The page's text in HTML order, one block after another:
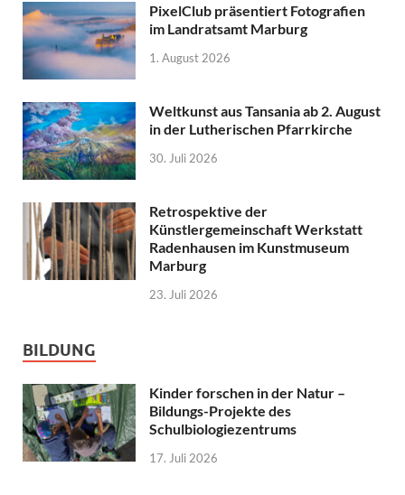
PixelClub präsentiert Fotografien
im Landratsamt Marburg
1. August 2026
Weltkunst aus Tansania ab 2. August
in der Lutherischen Pfarrkirche
30. Juli 2026
Retrospektive der
Künstlergemeinschaft Werkstatt
Radenhausen im Kunstmuseum
Marburg
23. Juli 2026
BILDUNG
Kinder forschen in der Natur –
Bildungs-Projekte des
Schulbiologiezentrums
17. Juli 2026